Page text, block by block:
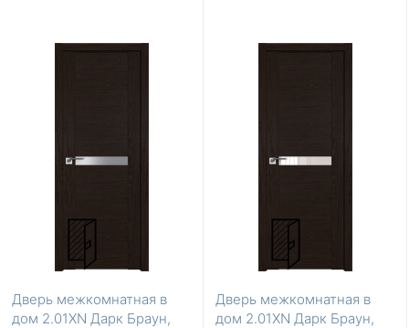
Дверь межкомнатная в
дом 2.01ХN Дарк Браун,
Дверь межкомнатная в
дом 2.01ХN Дарк Браун,